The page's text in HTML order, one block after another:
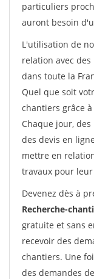
particuliers
auront besoin
L'utilisation de
relation avec
dans toute la
Quel que soit
chantiers grâce à
Chaque jour,
des devis en
mettre en
travaux pour
Devenez dès à
Recherche-
gratuite et sans
recevoir des
chantiers. Une
des demandes